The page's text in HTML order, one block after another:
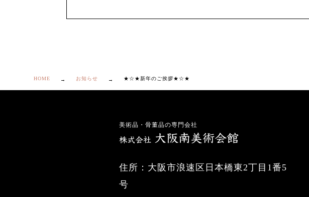
HOME お知らせ ★☆★新年のご挨拶★☆★
美術品・骨董品の専門会社
住所：大阪市浪速区日本橋東2丁目1番5
号